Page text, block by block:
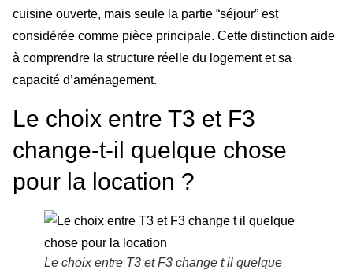
cuisine ouverte, mais seule la partie “séjour” est
considérée comme pièce principale. Cette distinction aide
à comprendre la structure réelle du logement et sa
capacité d’aménagement.
Le choix entre T3 et F3
change-t-il quelque chose
pour la location ?
Le choix entre T3 et F3 change t il quelque